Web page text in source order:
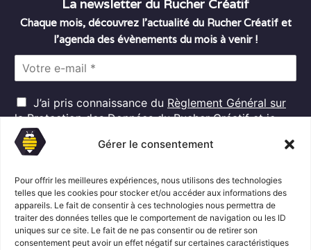
Gérer le consentement
Pour offrir les meilleures expériences, nous utilisons des technologies
telles que les cookies pour stocker et/ou accéder aux informations des
appareils. Le fait de consentir à ces technologies nous permettra de
traiter des données telles que le comportement de navigation ou les ID
uniques sur ce site. Le fait de ne pas consentir ou de retirer son
consentement peut avoir un effet négatif sur certaines caractéristiques
La newsletter du Rucher Créatif
Chaque mois, découvrez l’actualité du Rucher Créatif et
l’agenda des évènements du mois à venir !
l
*
R
G
D
P
J’ai pris connaissance du Règlement Général sur
la Protection des Donnéesdu Rucher Créatif et je
consens au traitement de mes données personnelles
dans ces conditions.*
S'abonner